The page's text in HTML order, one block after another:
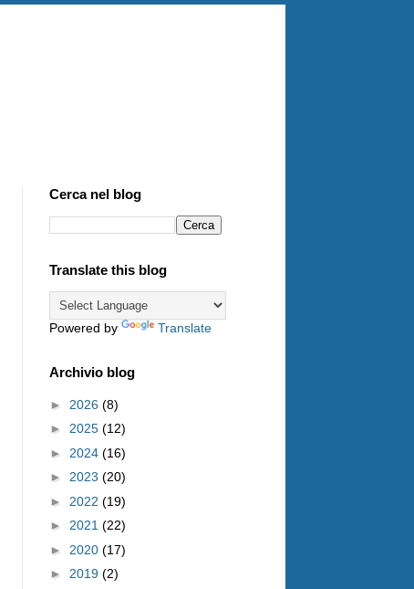
Cerca nel blog
Translate this blog
Powered by Translate
Archivio blog
► 2026 (8)
► 2025 (12)
► 2024 (16)
► 2023 (20)
► 2022 (19)
► 2021 (22)
► 2020 (17)
► 2019 (2)